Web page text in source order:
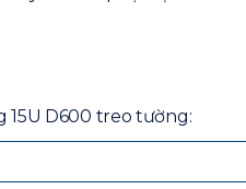
15U D600 treo tường: